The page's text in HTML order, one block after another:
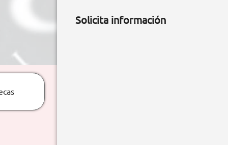
Solicita información